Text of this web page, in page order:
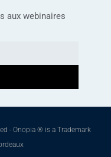
aux webinaires
- Onopia ® is a Trademark